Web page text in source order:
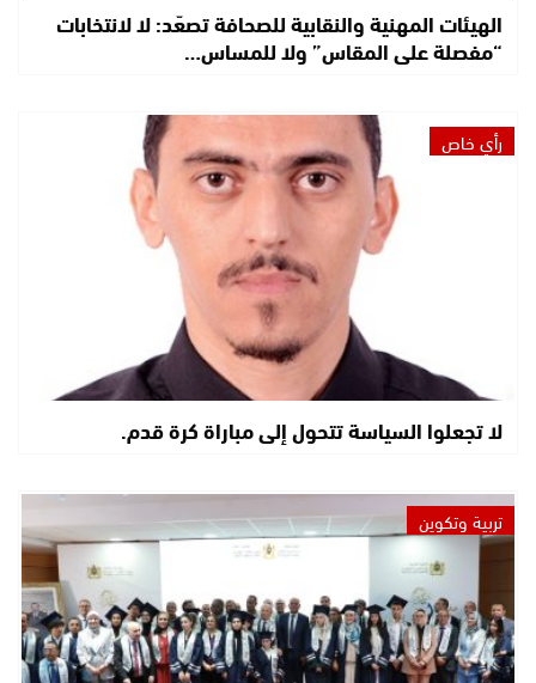
الهيئات المهنية والنقابية للصحافة تصعّد: لا لانتخابات
“مفصلة على المقاس” ولا للمساس…
رأي خاص
لا تجعلوا السياسة تتحول إلى مباراة كرة قدم.
تربية وتكوين